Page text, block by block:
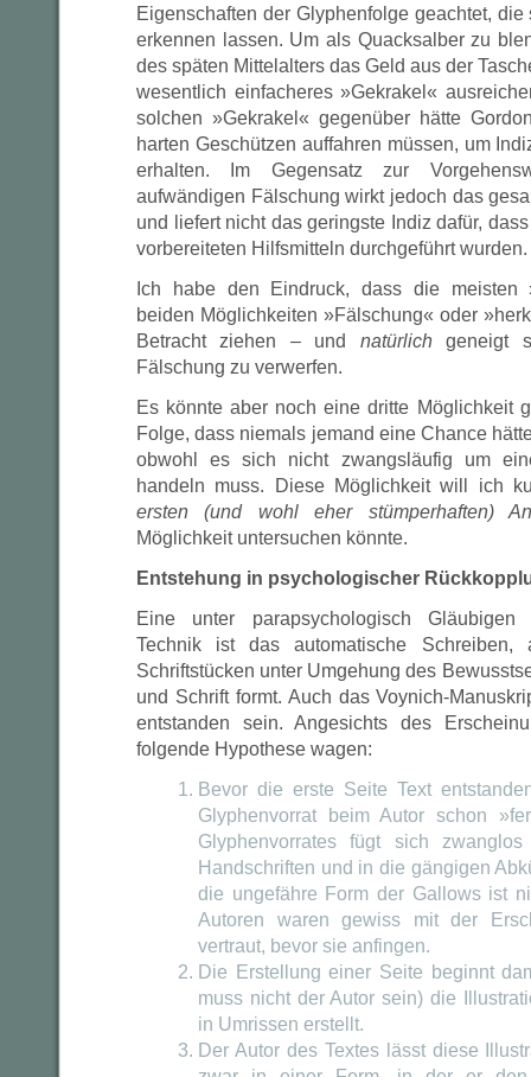
Eigenschaften der Glyphenfolge geachtet,
erkennen lassen. Um als Quacksalber zu
des späten Mittelalters das Geld aus der
wesentlich einfacheres »Gekrakel«
solchen »Gekrakel« gegenüber hätte
harten Geschützen auffahren müssen, um
erhalten. Im Gegensatz zur
aufwändigen Fälschung wirkt jedoch das
und liefert nicht das geringste Indiz dafür,
vorbereiteten Hilfsmitteln durchgeführt wurden.
Ich habe den Eindruck, dass die meisten
beiden Möglichkeiten »Fälschung« oder
Betracht ziehen – und natürlichgeneigt
Fälschung zu verwerfen.
Es könnte aber noch eine dritte Möglichkeit
Folge, dass niemals jemand eine Chance
obwohl es sich nicht zwangsläufig um
handeln muss. Diese Möglichkeit will ich
ersten (und wohl eher stümperhaften)
Möglichkeit untersuchen könnte.
Entstehung in psychologischer
Eine unter parapsychologisch Gläubigen
Technik ist das automatische Schreiben,
Schriftstücken unter Umgehung des
und Schrift formt. Auch das Voynich-
entstanden sein. Angesichts des
folgende Hypothese wagen:
Bevor die erste Seite Text
Glyphenvorrat beim Autor schon
Glyphenvorrates fügt sich
Handschriften und in die gängigen
die ungefähre Form der Gallows ist
Autoren waren gewiss mit der
vertraut, bevor sie anfingen.
Die Erstellung einer Seite beginnt
muss nicht der Autor sein) die
in Umrissen erstellt.
Der Autor des Textes lässt diese